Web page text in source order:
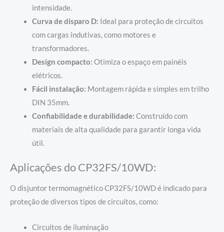
intensidade.
Curva de disparo D: Ideal para proteção de circuitos
com cargas indutivas, como motores e
transformadores.
Design compacto: Otimiza o espaço em painéis
elétricos.
Fácil instalação: Montagem rápida e simples em trilho
DIN 35mm.
Confiabilidade e durabilidade: Construído com
materiais de alta qualidade para garantir longa vida
útil.
Aplicações do CP32FS/10WD:
O disjuntor termomagnético CP32FS/10WD é indicado para
proteção de diversos tipos de circuitos, como:
Circuitos de iluminação